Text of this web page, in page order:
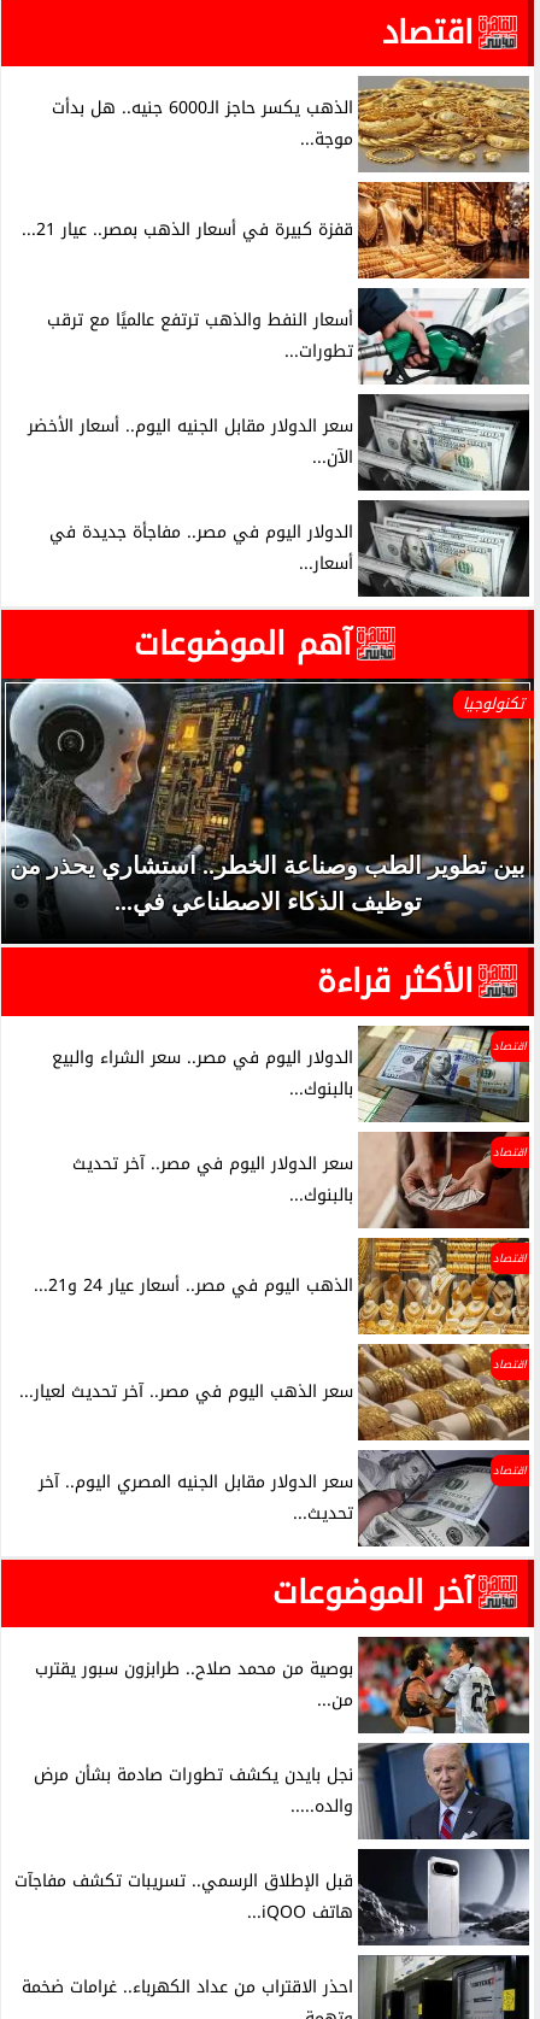
اقتصاد
الذهب يكسر حاجز الـ6000 جنيه.. هل بدأت
موجة...
قفزة كبيرة في أسعار الذهب بمصر.. عيار 21...
أسعار النفط والذهب ترتفع عالميًا مع ترقب
تطورات...
سعر الدولار مقابل الجنيه اليوم.. أسعار الأخضر
الآن...
الدولار اليوم في مصر.. مفاجأة جديدة في
أسعار...
آهم الموضوعات
تكنولوجيا
بين تطوير الطب وصناعة الخطر.. استشاري يحذر من
توظيف الذكاء الاصطناعي في...
الأكثر قراءة
اقتصاد
الدولار اليوم في مصر.. سعر الشراء والبيع
بالبنوك...
اقتصاد
سعر الدولار اليوم في مصر.. آخر تحديث
بالبنوك...
اقتصاد
الذهب اليوم في مصر.. أسعار عيار 24 و21...
اقتصاد
سعر الذهب اليوم في مصر.. آخر تحديث لعيار...
اقتصاد
سعر الدولار مقابل الجنيه المصري اليوم.. آخر
تحديث...
آخر الموضوعات
بوصية من محمد صلاح.. طرابزون سبور يقترب
من...
نجل بايدن يكشف تطورات صادمة بشأن مرض
والده.....
قبل الإطلاق الرسمي.. تسريبات تكشف مفاجآت
هاتف iQOO...
احذر الاقتراب من عداد الكهرباء.. غرامات ضخمة